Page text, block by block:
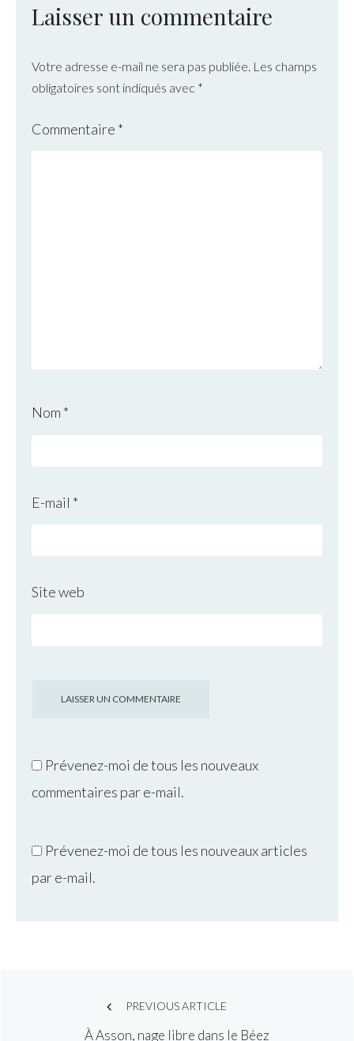
Laisser un commentaire
Votre adresse e-mail ne sera pas publiée. Les champs
obligatoires sont indiqués avec *
Commentaire *
Nom *
E-mail *
Site web
Prévenez-moi de tous les nouveaux
commentaires par e-mail.
Prévenez-moi de tous les nouveaux articles
par e-mail.
PREVIOUS ARTICLE
À Asson, nage libre dans le Béez